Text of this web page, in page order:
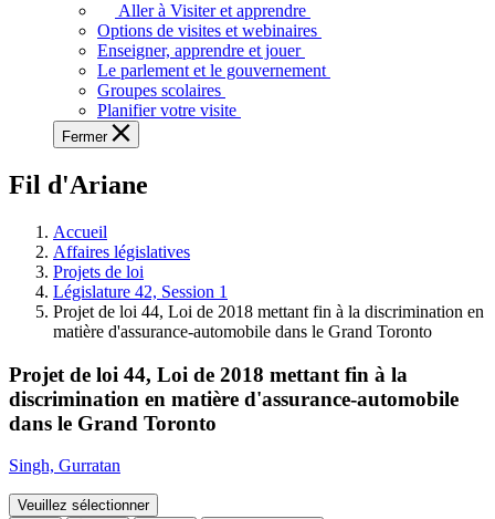
voir,
apprendre
et
à
à
législative.
Aller à Visiter et apprendre
Options de visites et webinaires
Enseigner, apprendre et jouer
Le parlement et le gouvernement
Groupes scolaires
Planifier votre visite
Fermer
Fil d'Ariane
Accueil
Affaires législatives
Projets de loi
Législature 42, Session 1
Projet de loi 44, Loi de 2018 mettant fin à la discrimination en
matière d'assurance-automobile dans le Grand Toronto
Projet de loi 44, Loi de 2018 mettant fin à la
discrimination en matière d'assurance-automobile
dans le Grand Toronto
Singh, Gurratan
Veuillez sélectionner